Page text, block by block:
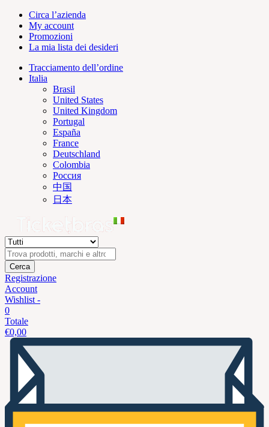
Circa l’azienda
My account
Promozioni
La mia lista dei desideri
Tracciamento dell’ordine
Italia
Brasil
United States
United Kingdom
Portugal
España
France
Deutschland
Colombia
Россия
中国
日本
Cerca
Registrazione
Account
Wishlist -
0
Totale
€0,00